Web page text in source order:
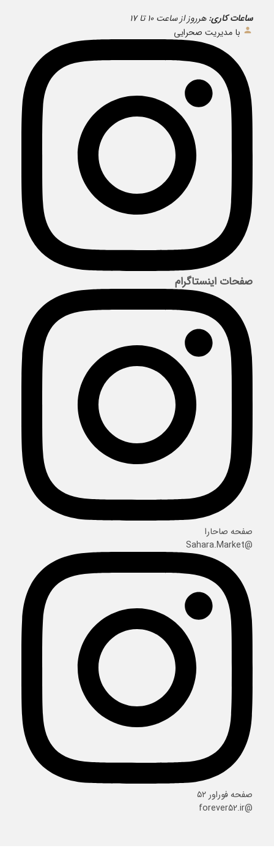
ساعات کاری: هرروز از ساعت ۱۰ تا ۱۷
با مدیریت صحرایی
صفحات اینستاگرام
صفحه صاحارا
@Sahara.Market
صفحه فوراور ۵۲
@forever52.ir